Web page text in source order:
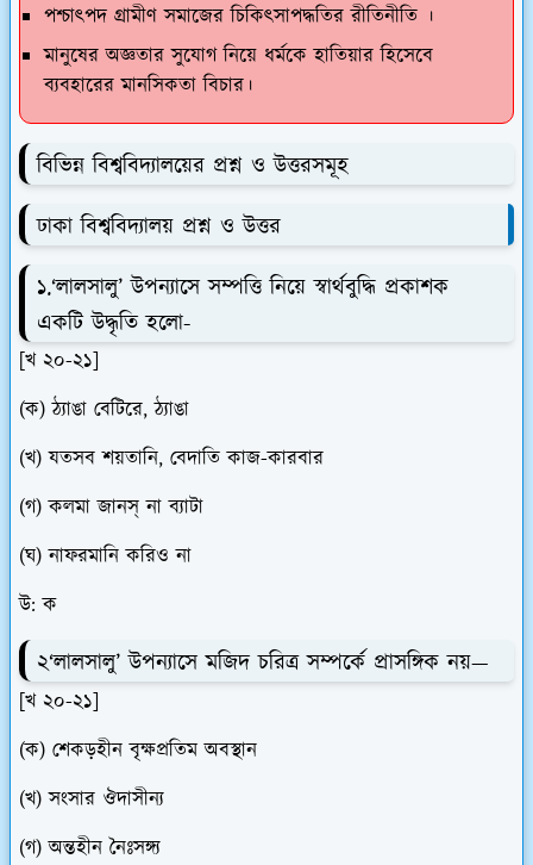
পশ্চাৎপদ গ্রামীণ সমাজের চিকিৎসাপদ্ধতির রীতিনীতি ।
মানুষের অজ্ঞতার সুযোগ নিয়ে ধর্মকে হাতিয়ার হিসেবে
ব্যবহারের মানসিকতা বিচার।
বিভিন্ন বিশ্ববিদ্যালয়ের প্রশ্ন ও উত্তরসমূহ
ঢাকা বিশ্ববিদ্যালয় প্রশ্ন ও উত্তর
১.‘লালসালু’ উপন্যাসে সম্পত্তি নিয়ে স্বার্থবুদ্ধি প্রকাশক
একটি উদ্ধৃতি হলো-
[খ ২০-২১]
(ক) ঠ্যাঙা বেটিরে, ঠ্যাঙা
(খ) যতসব শয়তানি, বেদাতি কাজ-কারবার
(গ) কলমা জানস্ না ব্যাটা
(ঘ) নাফরমানি করিও না
উ: ক
২‘লালসালু’ উপন্যাসে মজিদ চরিত্র সম্পর্কে প্রাসঙ্গিক নয়—
[খ ২০-২১]
(ক) শেকড়হীন বৃক্ষপ্রতিম অবস্থান
(খ) সংসার ঔদাসীন্য
(গ) অন্তহীন নৈঃসঙ্গ্য